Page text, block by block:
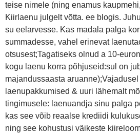
teise nimele (ning enamus
Kiirlaenu julgelt võtta. ee blogis.
su eelarvesse. Kas madala palga
summadesse, vahel erinevat
otsusest;Tagatiseks olnud a 10-
kogu laenu korra põhjuseid:sul on
majandussaasta
laenupakkumised & uuri lähemalt
tingimusele: laenuandja sinu palga
kas see võib reaalse krediidi
ning see kohustusi väikeste